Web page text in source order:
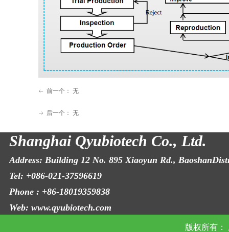
ꂃ 前一个： 无
ꁹ 后一个： 无
Shanghai Qyubiotech Co., Ltd.
Address: Building 12 No. 895 Xiaoyun Rd.,
Tel: +086-021-37596619 Fax:
Phone : +86-18019359838 Email:
Web: www.qyubiotech.com
版权所有：